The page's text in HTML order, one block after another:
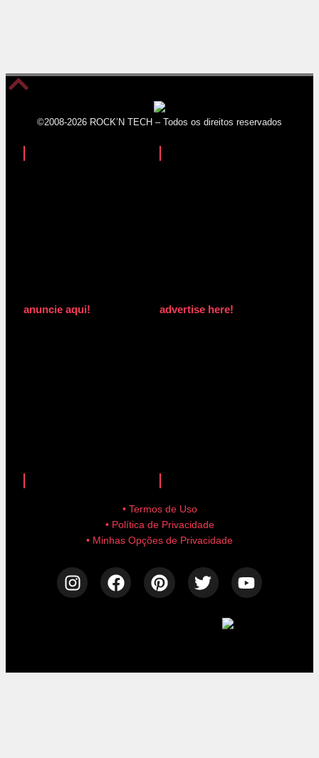
©2008-2026 ROCK’N TECH – Todos os direitos reservados
anuncie aqui! advertise here!
• Termos de Uso
• Política de Privacidade
• Minhas Opções de Privacidade